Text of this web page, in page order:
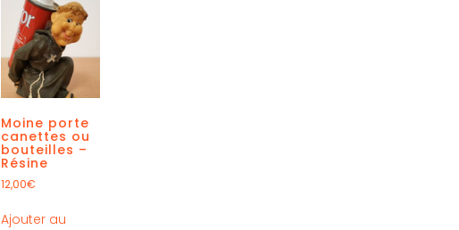
Moine porte
canettes ou
bouteilles –
Résine
12,00€
Ajouter au